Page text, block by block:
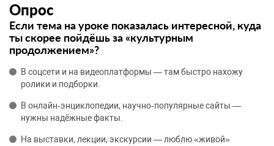
Опрос
Если тема на уроке показалась интересной, куда
ты скорее пойдёшь за «культурным
продолжением»?
В соцсети и на видеоплатформы — там быстро нахожу
ролики и подборки.
В онлайн‑энциклопедии, научно‑популярные сайты —
нужны надёжные факты.
На выставки, лекции, экскурсии — люблю «живой»